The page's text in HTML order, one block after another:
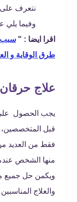
نتعرف على
وفيما يلي
اقرا ايضا : " سبب
طرق الوقاية و
علاج
يجب الحصول على
قبل
فقط من العديد
منها الشخص
ويكمن حل جميع
والعلاج المناسبين